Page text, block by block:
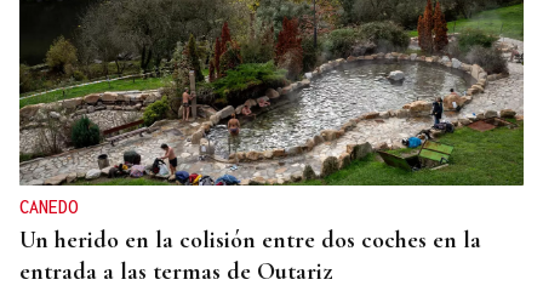
CANEDO
Un herido en la colisión entre dos coches en la
entrada a las termas de Outariz